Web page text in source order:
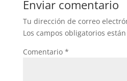
Enviar comentario
Tu dirección de correo
Los campos obligatorios
Comentario *